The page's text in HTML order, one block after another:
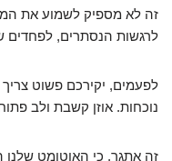
זה לא מספיק לשמוע את
לרגשות הנסתרים, לפחדים
לפעמים, יקירכם פשוט צריך
נוכחות. אוזן קשבת ולב
זה אתגר, כי האוטומט